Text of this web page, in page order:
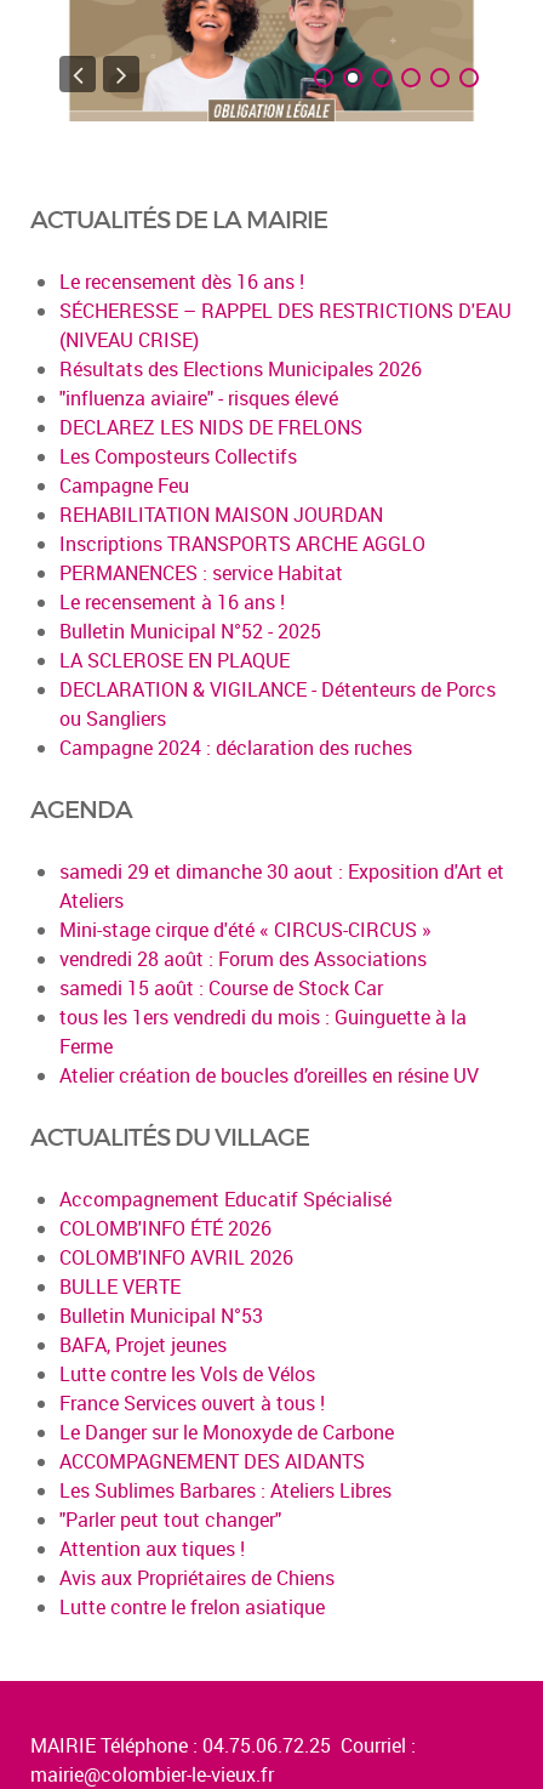
ACTUALITÉS DE LA MAIRIE
Le recensement dès 16 ans !
SÉCHERESSE – RAPPEL DES RESTRICTIONS D'EAU
(NIVEAU CRISE)
Résultats des Elections Municipales 2026
"influenza aviaire" - risques élevé
DECLAREZ LES NIDS DE FRELONS
Les Composteurs Collectifs
Campagne Feu
REHABILITATION MAISON JOURDAN
Inscriptions TRANSPORTS ARCHE AGGLO
PERMANENCES : service Habitat
Le recensement à 16 ans !
Bulletin Municipal N°52 - 2025
LA SCLEROSE EN PLAQUE
DECLARATION & VIGILANCE - Détenteurs de Porcs
ou Sangliers
Campagne 2024 : déclaration des ruches
AGENDA
samedi 29 et dimanche 30 aout : Exposition d'Art et
Ateliers
Mini-stage cirque d'été « CIRCUS-CIRCUS »
vendredi 28 août : Forum des Associations
samedi 15 août : Course de Stock Car
tous les 1ers vendredi du mois : Guinguette à la
Ferme
Atelier création de boucles d’oreilles en résine UV
ACTUALITÉS DU VILLAGE
Accompagnement Educatif Spécialisé
COLOMB'INFO ÉTÉ 2026
COLOMB'INFO AVRIL 2026
BULLE VERTE
Bulletin Municipal N°53
BAFA, Projet jeunes
Lutte contre les Vols de Vélos
France Services ouvert à tous !
Le Danger sur le Monoxyde de Carbone
ACCOMPAGNEMENT DES AIDANTS
Les Sublimes Barbares : Ateliers Libres
"Parler peut tout changer"
Attention aux tiques !
Avis aux Propriétaires de Chiens
Lutte contre le frelon asiatique
MAIRIE Téléphone : 04.75.06.72.25 Courriel :
mairie@colombier-le-vieux.fr